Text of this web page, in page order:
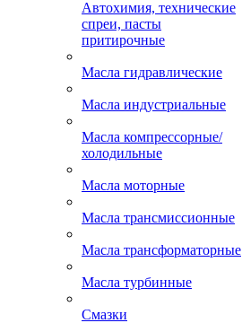
Автохимия, технические
спреи, пасты
притирочные
Масла гидравлические
Масла индустриальные
Масла компрессорные/
холодильные
Масла моторные
Масла трансмиссионные
Масла трансформаторные
Масла турбинные
Смазки